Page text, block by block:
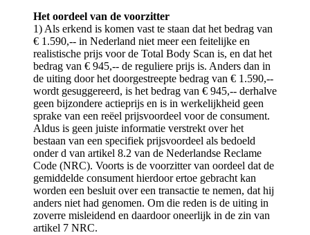
Het oordeel van de voorzitter
1) Als erkend is komen vast te staan dat het bedrag van
€ 1.590,-- in Nederland niet meer een feitelijke en
realistische prijs voor de Total Body Scan is, en dat het
bedrag van € 945,-- de reguliere prijs is. Anders dan in
de uiting door het doorgestreepte bedrag van € 1.590,--
wordt gesuggereerd, is het bedrag van € 945,-- derhalve
geen bijzondere actieprijs en is in werkelijkheid geen
sprake van een reëel prijsvoordeel voor de consument.
Aldus is geen juiste informatie verstrekt over het
bestaan van een specifiek prijsvoordeel als bedoeld
onder d van artikel 8.2 van de Nederlandse Reclame
Code (NRC). Voorts is de voorzitter van oordeel dat de
gemiddelde consument hierdoor ertoe gebracht kan
worden een besluit over een transactie te nemen, dat hij
anders niet had genomen. Om die reden is de uiting in
zoverre misleidend en daardoor oneerlijk in de zin van
artikel 7 NRC.